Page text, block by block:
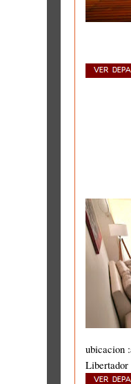
ubicacion